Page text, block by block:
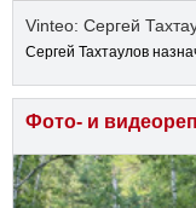
Vinteo: Сергей
Сергей Тахтаулов
Фото- и